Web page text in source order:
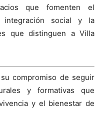
que fomenten el
integración social y la
que distinguen a Villa
compromiso de seguir
y formativas que
y el bienestar de